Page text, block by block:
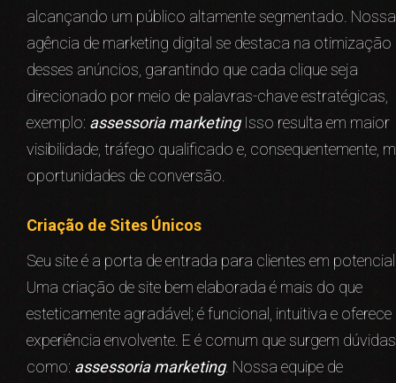
alcançando um público altamente segmentado. Nossa
agência de marketing digital se destaca na otimização
desses anúncios, garantindo que cada clique seja
direcionado por meio de palavras-chave estratégicas,
exemplo: assessoria marketingIsso resulta em maior
visibilidade, tráfego qualificado e, consequentemente,
oportunidades de conversão.
Criação de Sites Únicos
Seu site é a porta de entrada para clientes em
Uma criação de site bem elaborada é mais do que
esteticamente agradável; é funcional, intuitiva e oferece
experiência envolvente. E é comum que surgem dúvidas
como: assessoria marketing. Nossa equipe de